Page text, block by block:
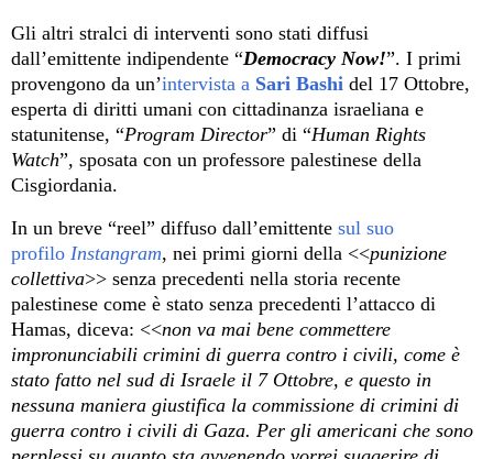
Gli altri stralci di interventi sono stati diffusi
dall’emittente indipendente “Democracy Now!”. I primi
provengono da un’intervista a Sari Bashi del 17 Ottobre,
esperta di diritti umani con cittadinanza israeliana e
statunitense, “Program Director” di “Human Rights
Watch”, sposata con un professore palestinese della
Cisgiordania.
In un breve “reel” diffuso dall’emittente sul suo
profilo Instangram, nei primi giorni della <<punizione
collettiva>> senza precedenti nella storia recente
palestinese come è stato senza precedenti l’attacco di
Hamas, diceva: <<non va mai bene commettere
impronunciabili crimini di guerra contro i civili, come è
stato fatto nel sud di Israele il 7 Ottobre, e questo in
nessuna maniera giustifica la commissione di crimini di
guerra contro i civili di Gaza. Per gli americani che sono